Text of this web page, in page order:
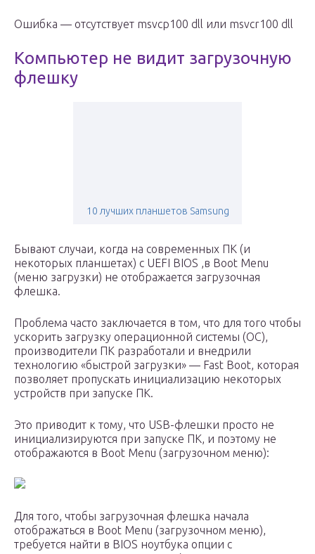
Ошибка — отсутствует msvcp100 dll или msvcr100 dll
Компьютер не видит загрузочную
флешку
10 лучших планшетов Samsung
Бывают случаи, когда на современных ПК (и
некоторых планшетах) с UEFI BIOS ,в Boot Menu
(меню загрузки) не отображается загрузочная
флешка.
Проблема часто заключается в том, что для того чтобы
ускорить загрузку операционной системы (ОС),
производители ПК разработали и внедрили
технологию «быстрой загрузки» — Fast Boot, которая
позволяет пропускать инициализацию некоторых
устройств при запуске ПК.
Это приводит к тому, что USB-флешки просто не
инициализируются при запуске ПК, и поэтому не
отображаются в Boot Menu (загрузочном меню):
Для того, чтобы загрузочная флешка начала
отображаться в Boot Menu (загрузочном меню),
требуется найти в BIOS ноутбука опции с